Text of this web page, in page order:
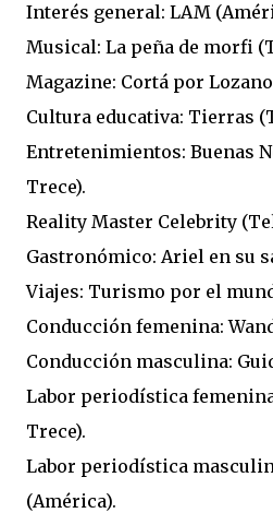
Interés general: LAM
Musical: La peña de morfi
Magazine: Cortá por
Cultura educativa: Tierras
Entretenimientos: Buenas
Trece).
Reality Master Celebrity
Gastronómico: Ariel en su
Viajes: Turismo por el
Conducción femenina:
Conducción masculina:
Labor periodística
Trece).
Labor periodística
(América).